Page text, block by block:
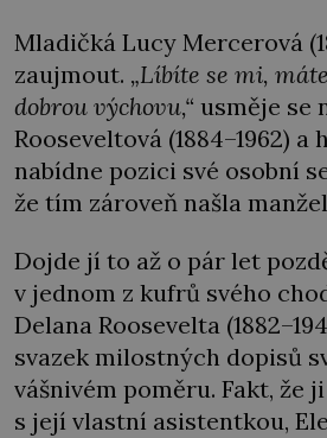
Mladičká Lucy Mercerová
zaujmout. „Líbíte se mi,
dobrou výchovu,“ usměje se
Rooseveltová (1884–1962)
nabídne pozici své osobní
že tím zároveň našla
Dojde jí to až o pár let
v jednom z kufrů svého
Delana Roosevelta
svazek milostných dopisů
vášnivém poměru. Fakt, že
s její vlastní asistentkou,